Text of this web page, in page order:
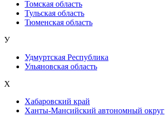
Томская область
Тульская область
Тюменская область
У
Удмуртская Республика
Ульяновская область
Х
Хабаровский край
Ханты-Мансийский автономный округ